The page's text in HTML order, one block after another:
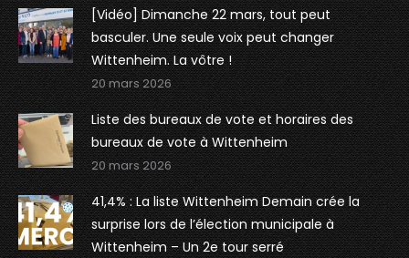
[Vidéo] Dimanche 22 mars, tout peut
basculer. Une seule voix peut changer
Wittenheim. La vôtre !
20 mars 2026
Liste des bureaux de vote et horaires des
bureaux de vote à Wittenheim
20 mars 2026
41,4% : La liste Wittenheim Demain crée la
surprise lors de l’élection municipale à
Wittenheim – Un 2e tour serré